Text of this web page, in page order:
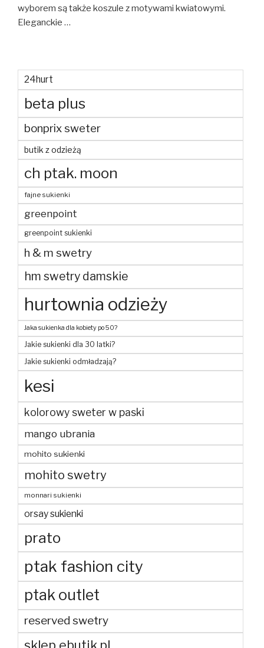
wyborem są także koszule z motywami kwiatowymi.
Eleganckie …
24hurt
beta plus
bonprix sweter
butik z odzieżą
ch ptak. moon
fajne sukienki
greenpoint
greenpoint sukienki
h & m swetry
hm swetry damskie
hurtownia odzieży
Jaka sukienka dla kobiety po 50?
Jakie sukienki dla 30 latki?
Jakie sukienki odmładzają?
kesi
kolorowy sweter w paski
mango ubrania
mohito sukienki
mohito swetry
monnari sukienki
orsay sukienki
prato
ptak fashion city
ptak outlet
reserved swetry
sklep ebutik.pl